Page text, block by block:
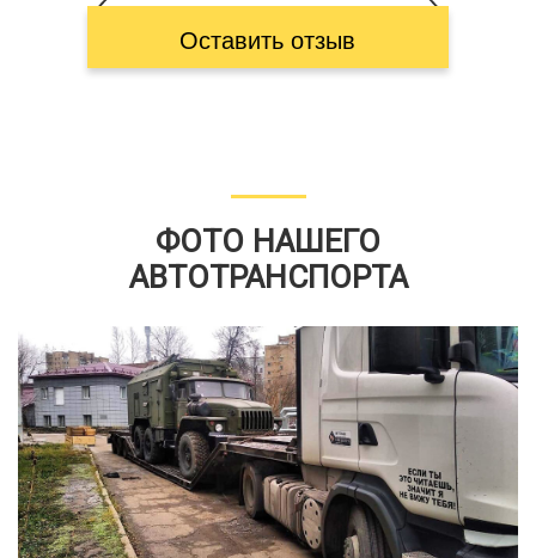
Оставить отзыв
ФОТО НАШЕГО
АВТОТРАНСПОРТА